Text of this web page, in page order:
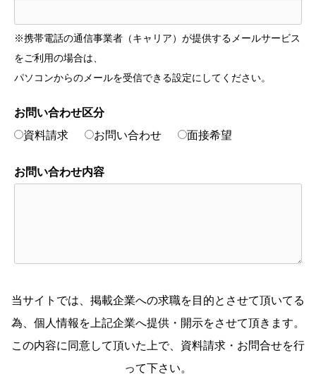
※携帯電話の通信事業者（キャリア）が提供するメールサービス
をご利用の場合は、
パソコンからのメールを受信できる設定にしてください。
お問い合わせ区分
資料請求
お問い合わせ 面接希望
お問い合わせ内容
当サイトでは、掲載企業への求職を目的とさせて頂いてる
為、個人情報を上記企業へ提供・開示をさせて頂きます。
この内容に同意して頂いた上で、資料請求・お問合せを行
って下さい。